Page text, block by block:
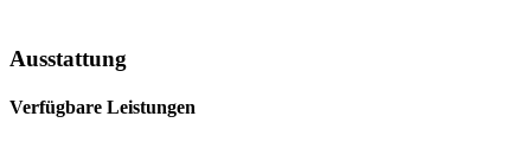
Ausstattung
Verfügbare Leistungen